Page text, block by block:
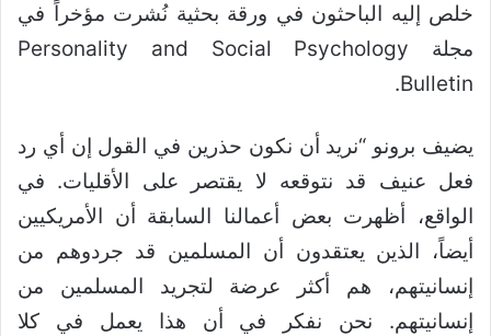
خلص إليه الباحثون في ورقة بحثية نُشرت مؤخراً في
مجلة Personality and Social Psychology
Bulletin.
يضيف برونو “نريد أن نكون حذرين في القول إن أي رد
فعل عنيف قد نتوقعه لا يقتصر على الأقليات. في
الواقع، أظهرت بعض أعمالنا السابقة أن الأمريكيين
أيضاً، الذين يعتقدون أن المسلمين قد جردوهم من
إنسانيتهم، هم أكثر عرضة لتجريد المسلمين من
إنسانيتهم. نحن نفكر في أن هذا يعمل في كلا